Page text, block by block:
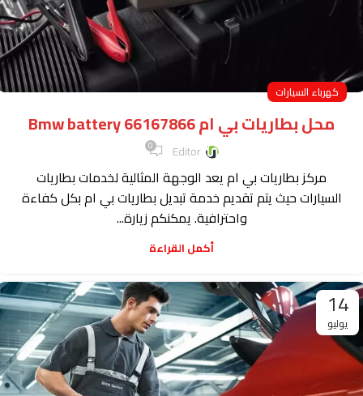
كهرباء السيارات
محل بطاريات بي ام Bmw battery 66167866
Editor
0
مركز بطاريات بي ام يعد الوجهة المثالية لخدمات بطاريات
السيارات حيث يتم تقديم خدمة تبديل بطاريات بي ام بكل كفاءة
واحترافية. يمكنكم زيارة...
أكمل القراءة
14
يوليو